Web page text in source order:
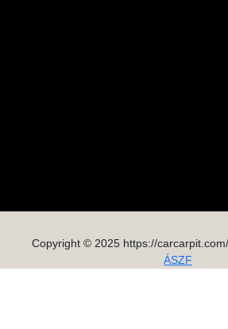
Copyright © 2025 https://
ÁSZF